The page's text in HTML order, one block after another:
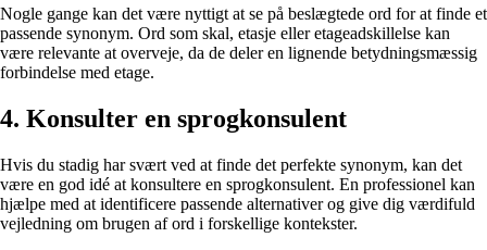
Nogle gange kan det være nyttigt at se på beslægtede ord for at finde et
passende synonym. Ord som skal, etasje eller etageadskillelse kan
være relevante at overveje, da de deler en lignende betydningsmæssig
forbindelse med etage.
4. Konsulter en sprogkonsulent
Hvis du stadig har svært ved at finde det perfekte synonym, kan det
være en god idé at konsultere en sprogkonsulent. En professionel kan
hjælpe med at identificere passende alternativer og give dig værdifuld
vejledning om brugen af ord i forskellige kontekster.